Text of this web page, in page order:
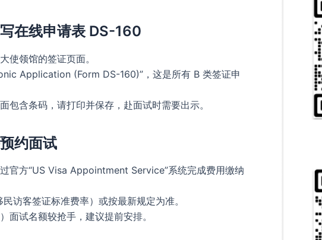
在线申请表 DS-160
使领馆的签证页面。
Application (Form DS-160)”，这是所有 B 类签证申
包含条码，请打印并保存，赴面试时需要出示。
约面试
官方“US Visa Appointment Service”系统完成费用缴纳
民访客签证标准费率）或按最新规定为准。
面试名额较抢手，建议提前安排。